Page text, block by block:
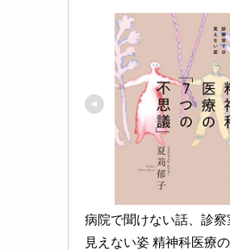
病院で聞けない話、診察
見えない姿 精神科医療